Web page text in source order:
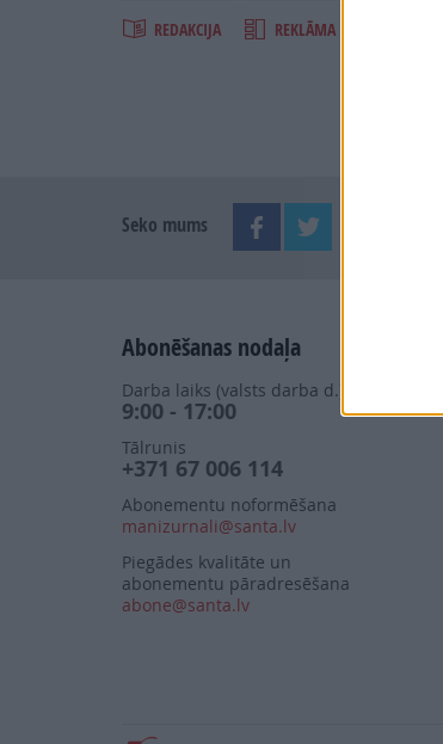
REDAKCIJA REKLĀMA IZDEVUMĀ
Seko mums
Abonēšanas nodaļa
Darba laiks (valsts darba d.)
9:00 - 17:00
Tālrunis
+371 67 006 114
Abonementu noformēšana
manizurnali@santa.lv
Piegādes kvalitāte un
abonementu pāradresēšana
abone@santa.lv